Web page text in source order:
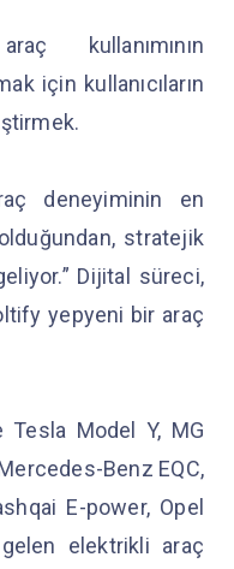
kullanımının
için kullanıcıların
deneyiminin en
stratejik
Dijital süreci,
yepyeni bir araç
Tesla Model Y, MG
Benz EQC,
E-power, Opel
elektrikli araç